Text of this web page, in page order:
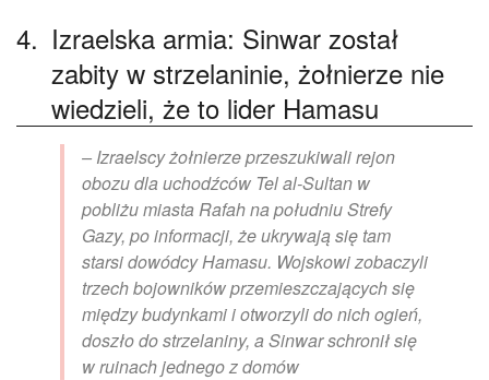
4. Izraelska armia: Sinwar został
zabity w strzelaninie, żołnierze nie
wiedzieli, że to lider Hamasu
– Izraelscy żołnierze przeszukiwali rejon
obozu dla uchodźców Tel al-Sultan w
pobliżu miasta Rafah na południu Strefy
Gazy, po informacji, że ukrywają się tam
starsi dowódcy Hamasu. Wojskowi zobaczyli
trzech bojowników przemieszczających się
między budynkami i otworzyli do nich ogień,
doszło do strzelaniny, a Sinwar schronił się
w ruinach jednego z domów